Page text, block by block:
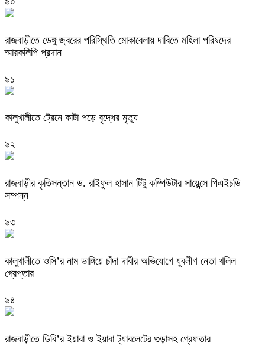
রাজবাড়ীতে ডেঙ্গু জ্বরের পরিস্থিতি মোকাবেলায় দাবিতে মহিলা পরিষদের
স্মারকলিপি প্রদান
৯১
কালুখালীতে ট্রেনে কাটা পড়ে বৃদ্ধের মৃত্যু
৯২
রাজবাড়ীর কৃতিসন্তান ড. রাইফুল হাসান টিটু কম্পিউটার সায়েন্সে পিএইচডি
সম্পন্ন
৯৩
কালুখালীতে ওসি’র নাম ভাঙ্গিয়ে চাঁদা দাবীর অভিযোগে যুবলীগ নেতা খলিল
গ্রেপ্তার
৯৪
রাজবাড়ীতে ডিবি’র ইয়াবা ও ইয়াবা ট্যাবলেটের গুড়াসহ গ্রেফতার